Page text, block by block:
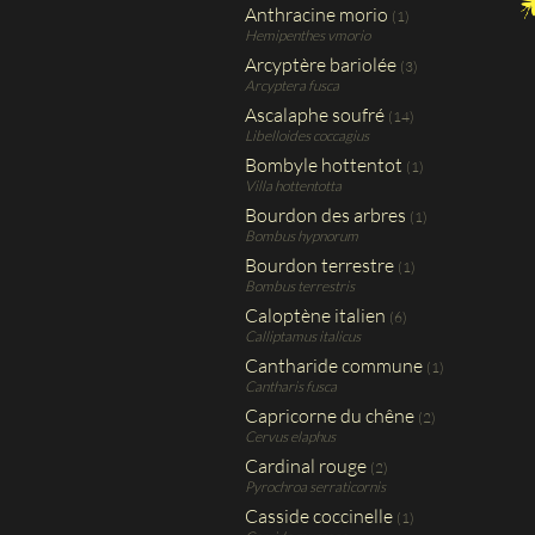
Anthracine morio (1)
Hemipenthes vmorio
Arcyptère bariolée (3)
Arcyptera fusca
Ascalaphe soufré (14)
Libelloides coccagius
Bombyle hottentot (1)
Villa hottentotta
Bourdon des arbres (1)
Bombus hypnorum
Bourdon terrestre (1)
Bombus terrestris
Caloptène italien (6)
Calliptamus italicus
Cantharide commune (1)
Cantharis fusca
Capricorne du chêne (2)
Cervus elaphus
Cardinal rouge (2)
Pyrochroa serraticornis
Casside coccinelle (1)